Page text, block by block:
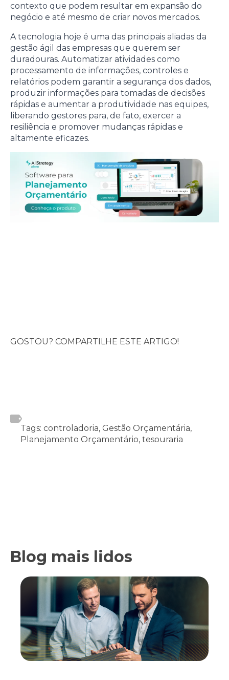
contexto que podem resultar em expansão do
negócio e até mesmo de criar novos mercados.
A tecnologia hoje é uma das principais aliadas da
gestão ágil das empresas que querem ser
duradouras. Automatizar atividades como
processamento de informações, controles e
relatórios podem garantir a segurança dos dados,
produzir informações para tomadas de decisões
rápidas e aumentar a produtividade nas equipes,
liberando gestores para, de fato, exercer a
resiliência e promover mudanças rápidas e
altamente eficazes.
GOSTOU? COMPARTILHE ESTE ARTIGO!
Tags: controladoria, Gestão Orçamentária,
Planejamento Orçamentário, tesouraria
Blog mais lidos